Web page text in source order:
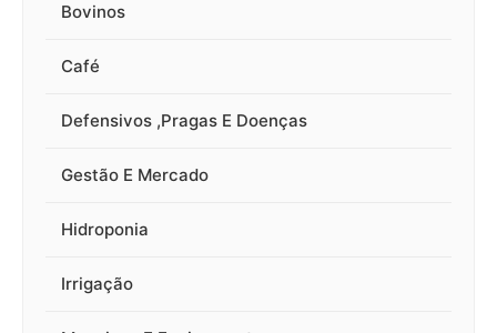
Bovinos
Café
Defensivos ,Pragas E Doenças
Gestão E Mercado
Hidroponia
Irrigação